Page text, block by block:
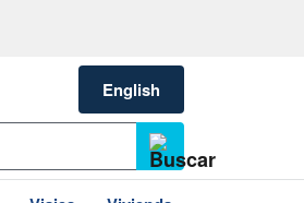
English